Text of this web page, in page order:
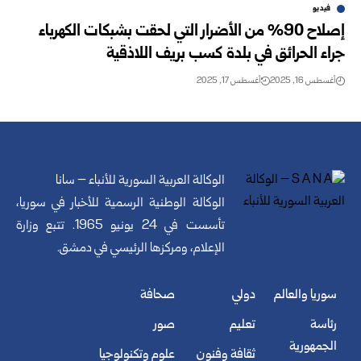
فيديو
إصلاح 90% من الأضرار التي لحقت بشبكات الكهرباء
جراء الحرائق في بلدة كسب بريف اللاذقية
أغسطس 16, 2025 أغسطس 17, 2025
الوكالة العربية السورية للأنباء – سانا
الوكالة الوطنية الرسمية للأخبار في سوريا،
تأسست في 24 يونيو 1965. تتبع وزارة
الإعلام، ومركزها الرئيسي في دمشق.
سوريا والعالم
رئاسة
الجمهورية
دولي
تعليم
ثقافة وفنون
صحافة
صور
علوم وتكنولوجيا